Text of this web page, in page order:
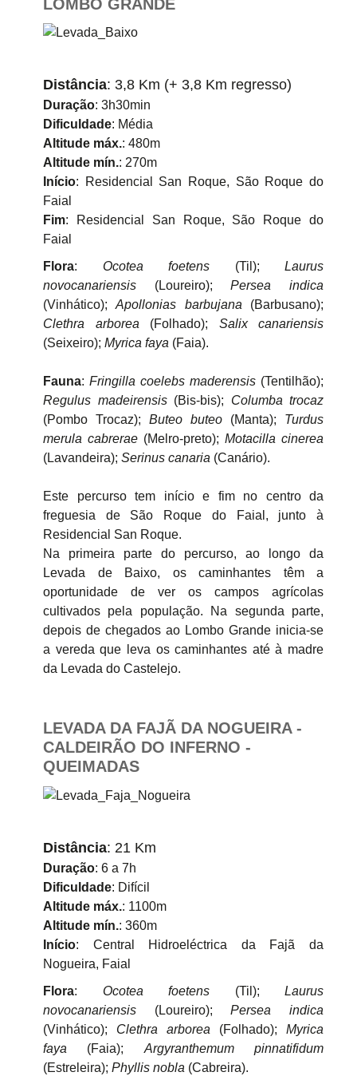
LOMBO GRANDE
Distância: 3,8 Km (+ 3,8 Km regresso)
Duração: 3h30min
Dificuldade: Média
Altitude máx.: 480m
Altitude mín.: 270m
Início: Residencial San Roque, São Roque do
Faial
Fim: Residencial San Roque, São Roque do
Faial
Flora: Ocotea foetens (Til); Laurus
novocanariensis (Loureiro);Persea indica
(Vinhático);Apollonias barbujana(Barbusano);
Clethra arborea(Folhado); Salix canariensis
(Seixeiro); Myrica faya (Faia).
Fauna: Fringilla coelebs maderensis (Tentilhão);
Regulus madeirensis(Bis-bis); Columba trocaz
(Pombo Trocaz); Buteo buteo (Manta); Turdus
merula cabrerae (Melro-preto); Motacilla cinerea
(Lavandeira); Serinus canaria (Canário).
Este percurso tem início e fim no centro da
freguesia de São Roque do Faial, junto à
Residencial San Roque.
Na primeira parte do percurso, ao longo da
Levada de Baixo, os caminhantes têm a
oportunidade de ver os campos agrícolas
cultivados pela população. Na segunda parte,
depois de chegados ao Lombo Grande inicia-se
a vereda que leva os caminhantes até à madre
da Levada do Castelejo.
LEVADA DA FAJÃ DA NOGUEIRA -
CALDEIRÃO DO INFERNO -
QUEIMADAS
Distância: 21 Km
Duração: 6 a 7h
Dificuldade: Difícil
Altitude máx.: 1100m
Altitude mín.: 360m
Início: Central Hidroeléctrica da Fajã da
Nogueira, Faial
Flora: Ocotea foetens (Til); Laurus
novocanariensis (Loureiro);Persea indica
(Vinhático); Clethra arborea (Folhado); Myrica
faya (Faia); Argyranthemum pinnatifidum
(Estreleira); Phyllis nobla (Cabreira).